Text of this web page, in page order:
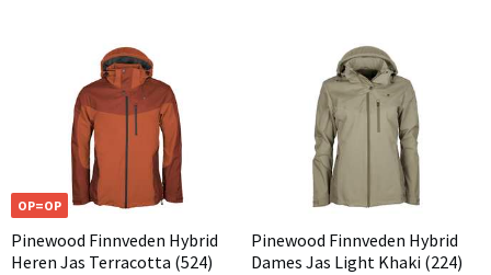
OP=OP
Pinewood Finnveden Hybrid
Heren Jas Terracotta (524)
Pinewood Finnveden Hybrid
Dames Jas Light Khaki (224)